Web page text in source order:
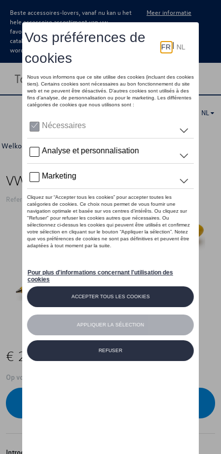
Beste accessoires-lovers, vanaf nu kan u het
hele accessoire assortiment van uw
favoriete merk terugvinden in de online
catalogus. Deze kunnen steeds besteld
worden via uw dealer.
Meer informatie
Toggle navigation
NL
Welkom >Voor u >Accessoires
VW balpen ID logo, geel
Referentie: 10A087210
€ 2,00
Op voorraad
Introductie